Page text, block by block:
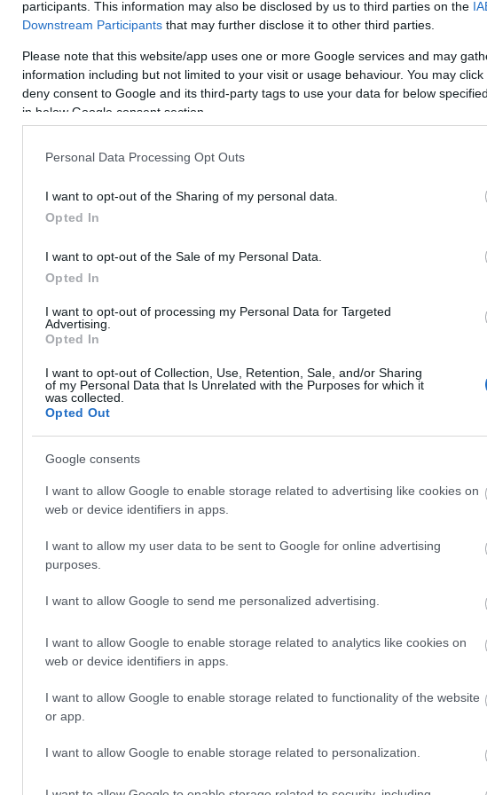
participants. This information may also be disclosed by us to third parties on the
Downstream Participants that may further disclose it to other third parties.
Please note that this website/app uses one or more Google services and may
information including but not limited to your visit or usage behaviour. You may
deny consent to Google and its third-party tags to use your data for below
in below Google consent section.
Personal Data Processing Opt Outs
I want to opt-out of the Sharing of my personal data.
Opted In
I want to opt-out of the Sale of my Personal Data.
Opted In
I want to opt-out of processing my Personal Data for Targeted
Advertising.
Opted In
I want to opt-out of Collection, Use, Retention, Sale, and/or Sharing
of my Personal Data that Is Unrelated with the Purposes for which it
was collected.
Opted Out
Google consents
I want to allow Google to enable storage related to advertising like cookies on
web or device identifiers in apps.
I want to allow my user data to be sent to Google for online advertising
purposes.
I want to allow Google to send me personalized advertising.
I want to allow Google to enable storage related to analytics like cookies on
web or device identifiers in apps.
I want to allow Google to enable storage related to functionality of the website
or app.
I want to allow Google to enable storage related to personalization.
Madách Imre: Az ember tragédiája. Díszlet- és jelmeztervek,
A Színháztörténeti és Zeneműtár, valamint a Történeti